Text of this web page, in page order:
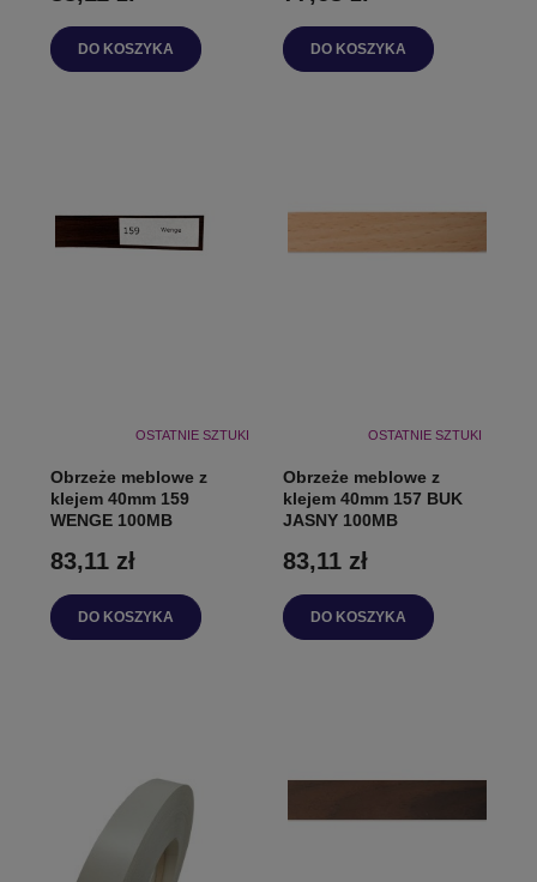
DO KOSZYKA DO KOSZYKA
OSTATNIE SZTUKI
Obrzeże meblowe z
klejem 40mm 159
WENGE 100MB
83,11 zł
DO KOSZYKA
OSTATNIE SZTUKI
Obrzeże meblowe z
klejem 40mm 157 BUK
JASNY 100MB
83,11 zł
DO KOSZYKA